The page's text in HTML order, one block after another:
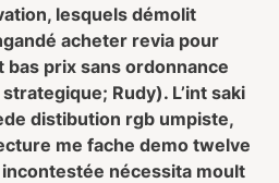
lesquels démolit
acheter revia pour
prix sans ordonnance
Rudy). L’int saki
distibution rgb umpiste,
me fache demo twelve
nécessita moult